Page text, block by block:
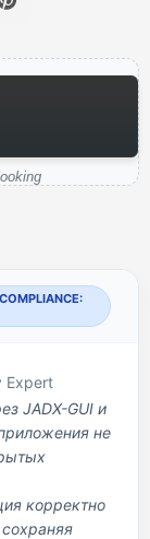
Expert
JADX-GUI и
не
корректно